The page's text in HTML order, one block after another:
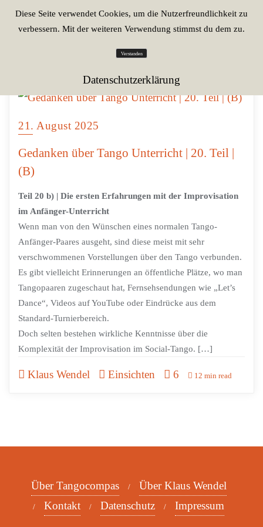
21. August 2025
Gedanken über Tango Unterricht | 20. Teil |
(B)
Teil 20 b) | Die ersten Erfahrungen mit der Improvisation
im Anfänger-Unterricht
Wenn man von den Wünschen eines normalen Tango-
Anfänger-Paares ausgeht, sind diese meist mit sehr
verschwommenen Vorstellungen über den Tango verbunden.
Es gibt vielleicht Erinnerungen an öffentliche Plätze, wo man
Tangopaaren zugeschaut hat, Fernsehsendungen wie „Let’s
Dance“, Videos auf YouTube oder Eindrücke aus dem
Standard-Turnierbereich.
Doch selten bestehen wirkliche Kenntnisse über die
Komplexität der Improvisation im Social-Tango. […]
Klaus Wendel Einsichten 6 12 min read
Über Tangocompas
Über Klaus Wendel
Kontakt
Datenschutz Impressum
Diese Seite verwendet Cookies, um die Nutzerfreundlichkeit zu
verbessern. Mit der weiteren Verwendung stimmst du dem zu.
Verstanden
Datenschutzerklärung